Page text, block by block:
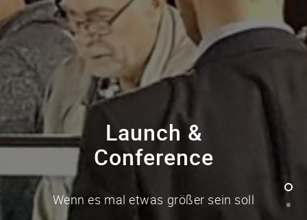
Launch &
Conference
Wenn es mal etwas größer sein soll